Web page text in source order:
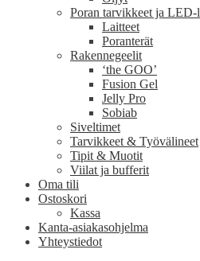
Poran tarvikkeet ja LED-
Laitteet
Poranterät
Rakennegeelit
‘the GOO’
Fusion Gel
Jelly Pro
Sobiab
Siveltimet
Tarvikkeet & Työvälineet
Tipit & Muotit
Viilat ja bufferit
Oma tili
Ostoskori
Kassa
Kanta-asiakasohjelma
Yhteystiedot